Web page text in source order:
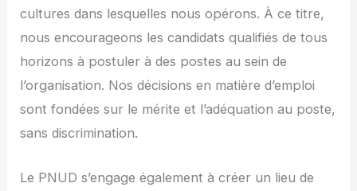
cultures dans lesquelles nous opérons. À ce titre,
nous encourageons les candidats qualifiés de tous
horizons à postuler à des postes au sein de
l’organisation. Nos décisions en matière d’emploi
sont fondées sur le mérite et l’adéquation au poste,
sans discrimination.
Le PNUD s’engage également à créer un lieu de